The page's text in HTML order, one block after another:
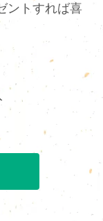
ントすれば喜